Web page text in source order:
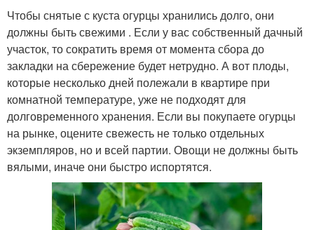
Чтобы снятые с куста огурцы хранились долго, они
должны быть свежими . Если у вас собственный дачный
участок, то сократить время от момента сбора до
закладки на сбережение будет нетрудно. А вот плоды,
которые несколько дней полежали в квартире при
комнатной температуре, уже не подходят для
долговременного хранения. Если вы покупаете огурцы
на рынке, оцените свежесть не только отдельных
экземпляров, но и всей партии. Овощи не должны быть
вялыми, иначе они быстро испортятся.